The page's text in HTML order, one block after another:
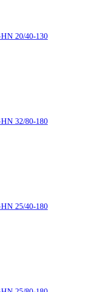
20/40-130
32/80-180
25/40-180